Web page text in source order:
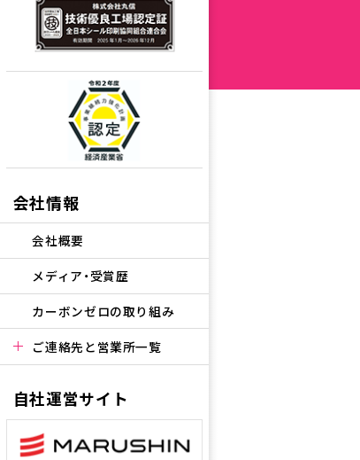
会社情報
会社概要
メディア・受賞歴
カーボンゼロの取り組み
ご連絡先と営業所一覧
自社運営サイト